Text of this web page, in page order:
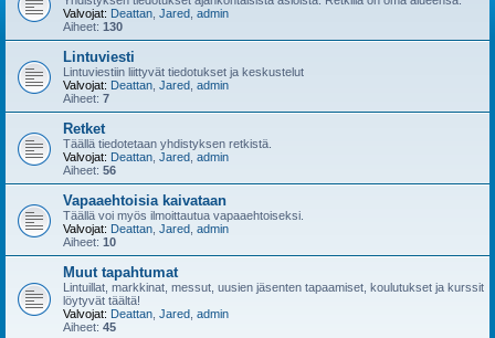
Valvojat: Deattan Jared admin
Aiheet: 130
Lintuviesti
Lintuviestiin liittyvät tiedotukset ja keskustelut
Valvojat: Deattan Jared admin
Aiheet: 7
Retket
Täällä tiedotetaan yhdistyksen retkistä.
Valvojat: Deattan Jared admin
Aiheet: 56
Vapaaehtoisia kaivataan
Täällä voi myös ilmoittautua vapaaehtoiseksi.
Valvojat: Deattan Jared admin
Aiheet: 10
Muut tapahtumat
Lintuillat, markkinat, messut, uusien jäsenten tapaamiset, koulutukset ja kurssit
löytyvät täältä!
Valvojat: Deattan Jared admin
Aiheet: 45